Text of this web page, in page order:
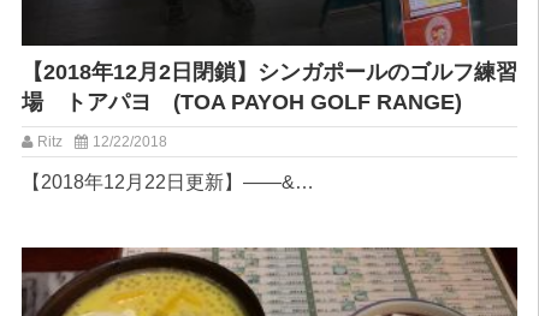
【2018年12月2日閉鎖】シンガポールのゴルフ練習
場 トアパヨ (TOA PAYOH GOLF RANGE)
Ritz 12/22/2018
【2018年12月22日更新】——&…